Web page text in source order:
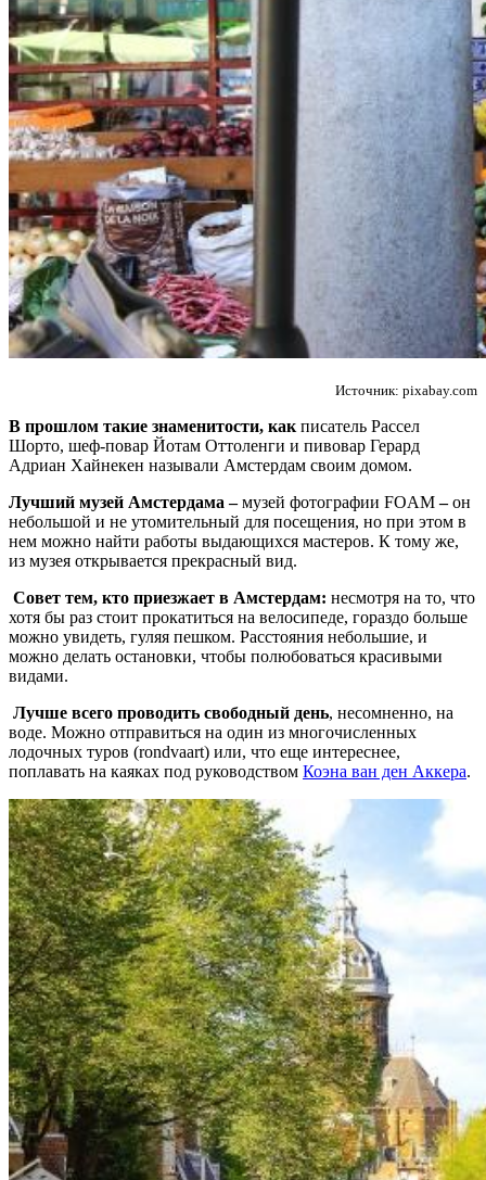
Источник: pixabay.com
В прошлом такие знаменитости, как писатель Рассел
Шорто, шеф-повар Йотам Оттоленги и пивовар Герард
Адриан Хайнекен называли Амстердам своим домом.
Лучший музей Амстердама –музей фотографии FOAM–он
небольшой и не утомительный для посещения, но при этом в
нем можно найти работы выдающихся мастеров. К тому же,
из музея открывается прекрасный вид.
Совет тем, кто приезжает в Амстердам: несмотря на то, что
хотя бы раз стоит прокатиться на велосипеде, гораздо больше
можно увидеть, гуляя пешком. Расстояния небольшие, и
можно делать остановки, чтобы полюбоваться красивыми
видами.
Лучше всего проводить свободный день, несомненно, на
воде. Можно отправиться на один из многочисленных
лодочных туров (rondvaart) или, что еще интереснее,
поплавать на каяках под руководством Коэна ван ден Аккера.